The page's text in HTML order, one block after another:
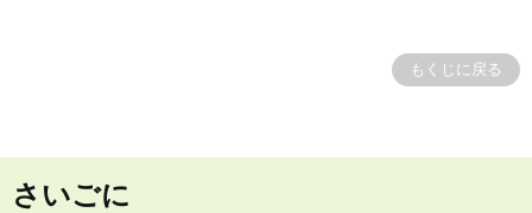
もくじに戻る
さいごに